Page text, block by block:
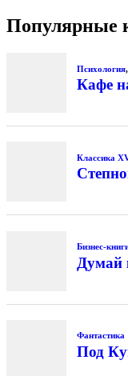
Популярные
Психология,
Кафе
Классика
Бизнес-
Думай
Фантастика
Под